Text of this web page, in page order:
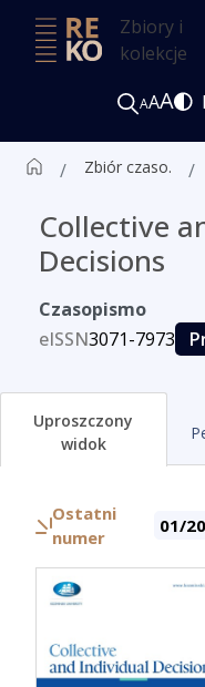
Zbiory i
kolekcje
AAA
Zbiór czasopism ALK
Collective
Decisions
Czasopismo
eISSN3071-7973
Uproszczony
widok
Ostatni
numer
01/